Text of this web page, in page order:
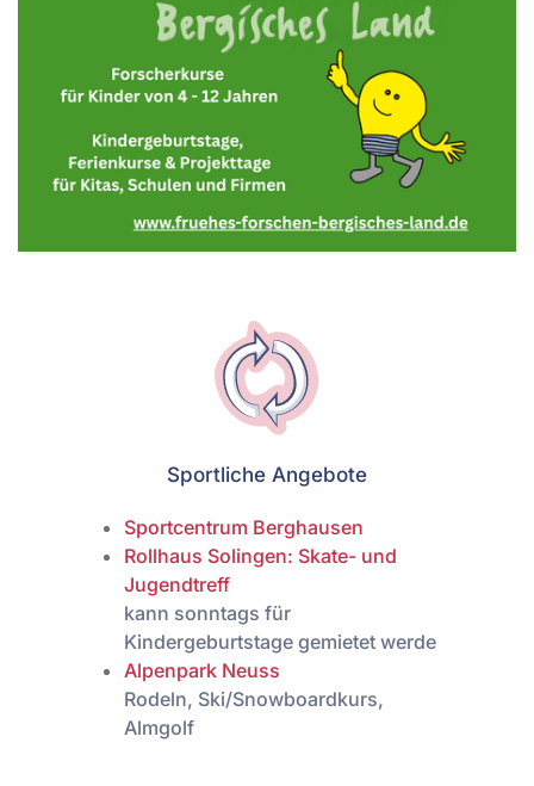
Sportliche Angebote
Sportcentrum Berghausen
Rollhaus Solingen: Skate- und
Jugendtreff
kann sonntags für
Kindergeburtstage gemietet werde
Alpenpark Neuss
Rodeln, Ski/Snowboardkurs,
Almgolf